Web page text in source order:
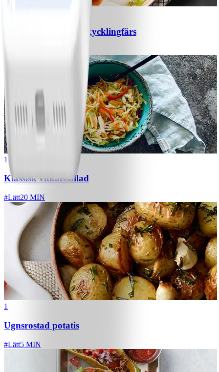
Chili con carne med kycklingfärs
1
Klassisk vitkålssallad
#Lätt20 MIN
1
Ugnsrostad potatis
#Lätt5 MIN